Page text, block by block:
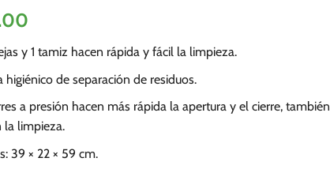
y 1 tamiz hacen rápida y fácil la limpieza.
higiénico de separación de residuos.
a presión hacen más rápida la apertura y el cierre, también
la limpieza.
39 × 22 × 59 cm.